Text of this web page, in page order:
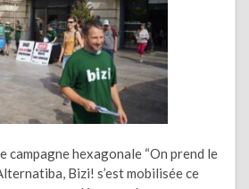
campagne hexagonale “On prend le
Bizi! s’est mobilisée ce